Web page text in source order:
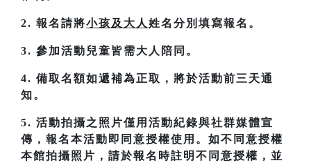
2. 報名請將小孩及大人 姓名分別填寫報名。
3. 參加活動兒童皆需大人陪同。
4. 備取名額如遞補為正取，將於活動前三天通
知。
5. 活動拍攝之照片僅用活動紀錄與社群媒體宣
傳，報名本活動即同意授權使用。如不同意授權
本館拍攝照片，請於報名時註明不同意授權，並